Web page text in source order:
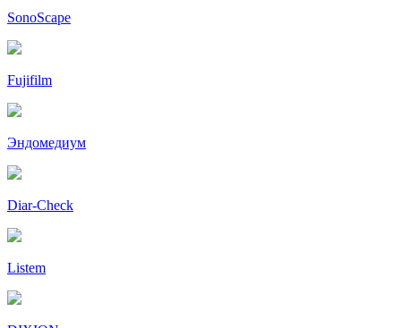
SonoScape
Fujifilm
Эндомедиум
Diar-Cheсk
Listem